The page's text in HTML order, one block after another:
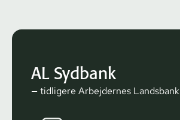
AL Sydbank
— tidligere Arbejdernes Landsbank